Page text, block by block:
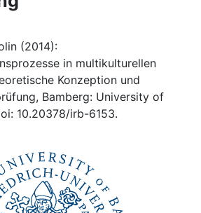
(2014):
in multikulturellen
Konzeption und
Bamberg: University of
10.20378/irb-6153.